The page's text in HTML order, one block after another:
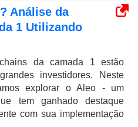
Análise da
1 Utilizando
da camada 1 estão
investidores. Neste
explorar o Aleo - um
tem ganhado destaque
com sua implementação